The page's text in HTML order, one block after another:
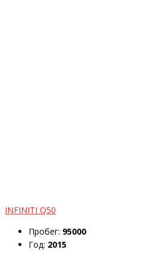
INFINITI Q50
Пробег: 95000
Год: 2015